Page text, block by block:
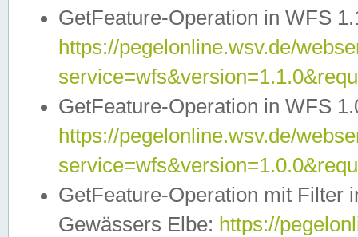
GetFeature-Operation in WFS
https://pegelonline.wsv.de/
GetFeature-Operation in WFS
https://pegelonline.wsv.de/
GetFeature-Operation mit Filter
Gewässers Elbe: https://